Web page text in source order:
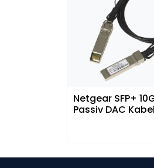
Netgear SFP+
Passiv DAC